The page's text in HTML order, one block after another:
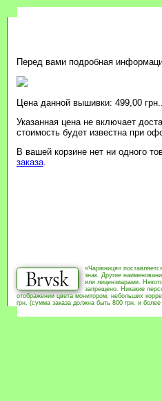
Перед вами подробная
Цена данной вышивки: 499,00 грн..
Указанная цена не включает
стоимость будет известна при
В вашей корзине нет ни одного
заказа.
«Чарівниця»
знак. Другие
или лицензиарами.
запрещено. Никакие
отображении цвета монитором, небольших
грн. (сумма заказа должна быть 800 грн. и